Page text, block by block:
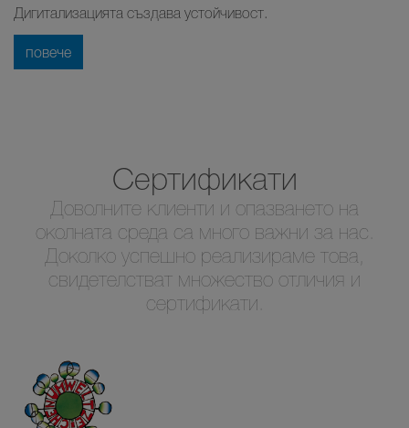
Дигитализацията създава устойчивост.
повече
Сертификати
Доволните клиенти и опазването на
околната среда са много важни за нас.
Доколко успешно реализираме това,
свидетелстват множество отличия и
сертификати.